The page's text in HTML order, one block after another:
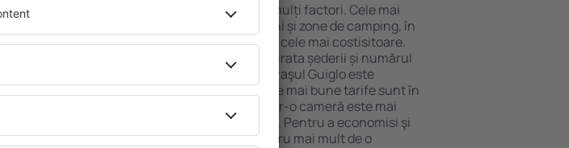
Costul cazării în Guiglo depinde de mai mulți factori. Cele mai
ieftine proprietăți includ hanuri, pensiuni și zone de camping, în
timp ce hotelurile și apartamentele sunt cele mai costisitoare.
Costul rezervării depinde de perioadă, durata șederii și numărul
de oaspeți. Când vine vorba de cazare, oraşul Guiglo este
accesibil pe tot parcursul anului, dar cele mai bune tarife sunt în
extrasezon. Dacă numărul de oaspeţi ȋntr-o cameră este mai
mare, costul pentru fiecare va fi mai mic. Pentru a economisi şi
mai mult, rezervați cazare în Guiglo pentru mai mult de o